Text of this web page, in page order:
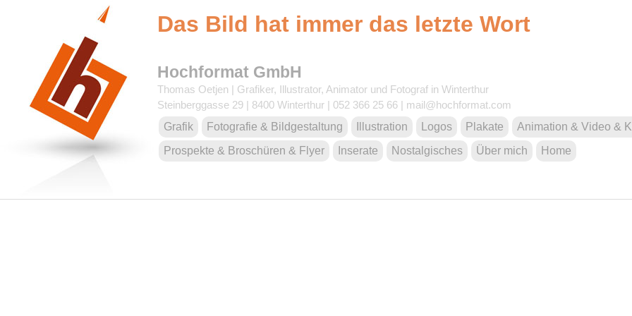
Das Bild hat immer das letzte Wort
Hochformat GmbH
Thomas Oetjen | Grafiker, Illustrator, Animator und Fotograf in Winterthur
Steinberggasse 29 | 8400 Winterthur | 052 366 25 66 | mail@hochformat.com
Grafik
Fotografie & Bildgestaltung Illustration Logos Plakate Animation & Video &
Prospekte & Broschüren & Flyer
Inserate Nostalgisches Über mich Home